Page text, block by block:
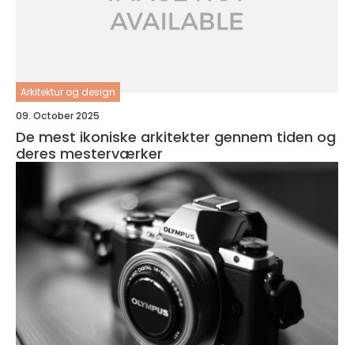
Arkitektur og design
09. October 2025
De mest ikoniske arkitekter gennem tiden og
deres mesterværker